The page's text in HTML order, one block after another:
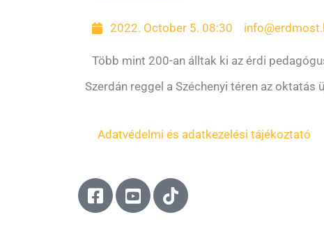
2022. October 5. 08:30
Több mint 200-an álltak ki az érdi
Szerdán reggel a Széchenyi téren az
Adatvédelmi és adatkezelési tájékoztató
F
a
Y
o
T
i